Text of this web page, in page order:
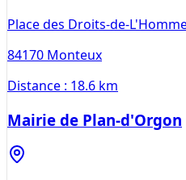
Place des Droits-de-
84170 Monteux
Distance : 18.6 km
Mairie de Plan-d'Orgon